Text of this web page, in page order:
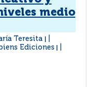
medio
Teresita
Ediciones